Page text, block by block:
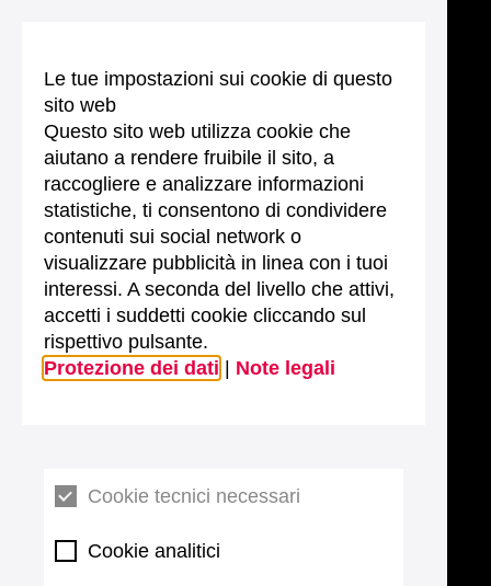
Le tue impostazioni sui cookie di questo
sito web
Questo sito web utilizza cookie che
aiutano a rendere fruibile il sito, a
raccogliere e analizzare informazioni
statistiche, ti consentono di condividere
contenuti sui social network o
visualizzare pubblicità in linea con i tuoi
interessi. A seconda del livello che attivi,
accetti i suddetti cookie cliccando sul
rispettivo pulsante.
Protezione dei dati
Note legali
Cookie tecnici necessari
Cookie analitici